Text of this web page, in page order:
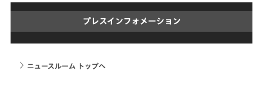
プレスインフォメーション
ニュースルーム トップへ